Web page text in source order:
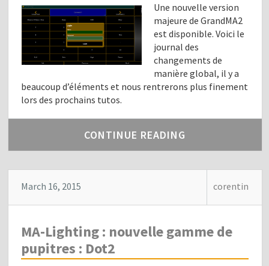
Une nouvelle version
majeure de GrandMA2
est disponible. Voici le
journal des
changements de
manière global, il y a
beaucoup d’éléments et nous rentrerons plus finement
lors des prochains tutos.
CONTINUE READING
March 16, 2015 corentin
MA-Lighting : nouvelle gamme de
pupitres : Dot2